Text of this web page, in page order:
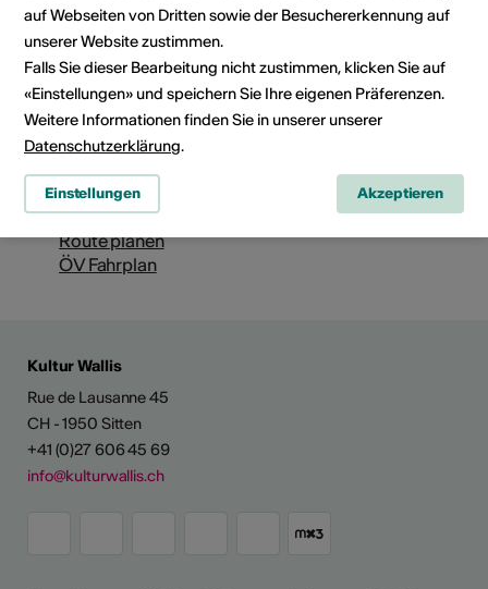
Institution / Organisation
Librairie du Baobab
Librairie indépendante et espace culturel
Avenue de la Gare 42
1920 Martigny
Telefon +41 (0)27 722 34 10
E-Mail
Webseite
Route planen
ÖV Fahrplan
Kultur Wallis
Rue de Lausanne 45
CH - 1950 Sitten
+41 (0)27 606 45 69
info@kulturwallis.ch
auf Webseiten von Dritten sowie der Besuchererkennung auf
unserer Website zustimmen.
Falls Sie dieser Bearbeitung nicht zustimmen, klicken Sie auf
«Einstellungen» und speichern Sie Ihre eigenen Präferenzen.
Weitere Informationen finden Sie in unserer unserer
Datenschutzerklärung.
Einstellungen Akzeptieren